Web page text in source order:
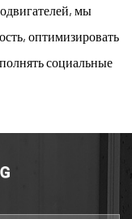
мы
оптимизировать
социальные